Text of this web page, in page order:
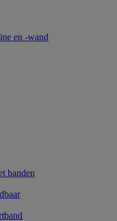
en -wand
banden